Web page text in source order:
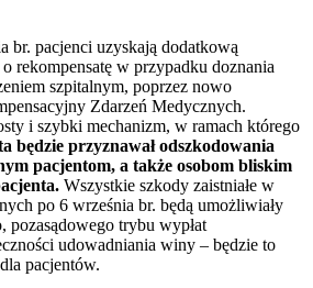
br. pacjenci uzyskają dodatkową
rekompensatę w przypadku doznania
szpitalnym, poprzez nowo
Zdarzeń Medycznych.
i szybki mechanizm, w ramach którego
będzie przyznawał odszkodowania
pacjentom, a także osobom bliskim
Wszystkie szkody zaistniałe w
po 6 września br. będą umożliwiały
pozasądowego trybu wypłat
udowadniania winy – będzie to
pacjentów.